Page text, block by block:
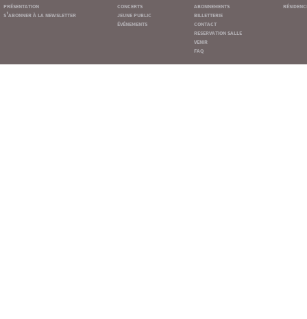
présentation
s'abonner à la newsletter
concerts
jeune public
événements
abonnements
billetterie
contact
reservation salle
venir
faq